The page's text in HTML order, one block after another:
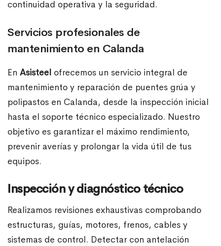
continuidad operativa y la seguridad.
Servicios profesionales de
mantenimiento en Calanda
En Asisteel ofrecemos un servicio integral de
mantenimiento y reparación de puentes grúa y
polipastos en Calanda, desde la inspección inicial
hasta el soporte técnico especializado. Nuestro
objetivo es garantizar el máximo rendimiento,
prevenir averías y prolongar la vida útil de tus
equipos.
Inspección y diagnóstico técnico
Realizamos revisiones exhaustivas comprobando
estructuras, guías, motores, frenos, cables y
sistemas de control. Detectar con antelación